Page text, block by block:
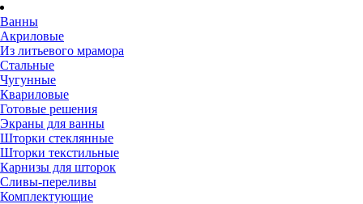
Ванны
Акриловые
Из литьевого мрамора
Стальные
Чугунные
Квариловые
Готовые решения
Экраны для ванны
Шторки стеклянные
Шторки текстильные
Карнизы для шторок
Сливы-переливы
Комплектующие